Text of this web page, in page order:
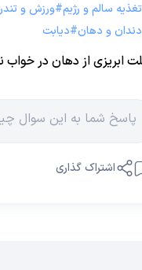
تغذیه سالم و رژیم#ورزش و
دندان و دهان#دیابت
ابریزی از دهان در خواب
اشتراک گذاری